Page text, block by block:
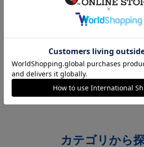
かお楽しみのシークレットグ
横浜FM
日常にもF・マリノスを！普段
テム！
カテゴリから